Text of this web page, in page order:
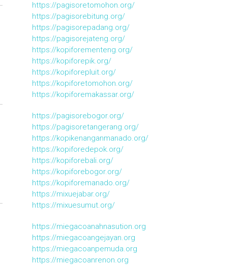
https://pagisoretomohon.org/
https://pagisorebitung.org/
https://pagisorepadang.org/
https://pagisorejateng.org/
https://kopiforementeng.org/
https://kopiforepik.org/
https://kopiforepluit.org/
https://kopiforetomohon.org/
https://kopiforemakassar.org/
https://pagisorebogor.org/
https://pagisoretangerang.org/
https://kopikenanganmanado.org/
https://kopiforedepok.org/
https://kopiforebali.org/
https://kopiforebogor.org/
https://kopiforemanado.org/
https://mixuejabar.org/
https://mixuesumut.org/
https://miegacoanahnasution.org
https://miegacoangejayan.org
https://miegacoanpemuda.org
https://miegacoanrenon.org